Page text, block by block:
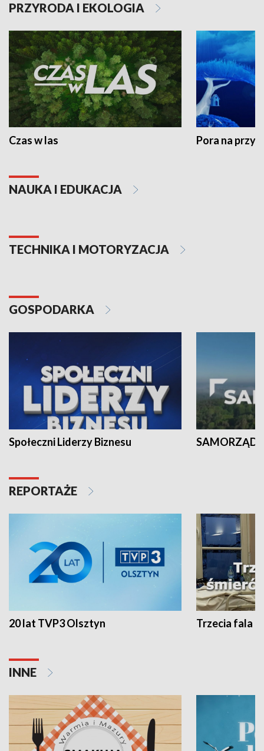
PRZYRODA I EKOLOGIA
Czas w las Pora na
NAUKA I EDUKACJA
TECHNIKA I MOTORYZACJA
GOSPODARKA
Społeczni Liderzy Biznesu SAMORZĄD
REPORTAŻE
20 lat TVP3 Olsztyn Trzecia fala -
INNE